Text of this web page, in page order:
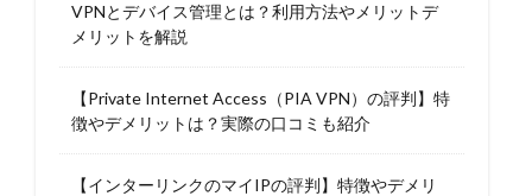
VPNとデバイス管理とは？利用方法やメリットデ
メリットを解説
【Private Internet Access（PIA VPN）の評判】特
徴やデメリットは？実際の口コミも紹介
【インターリンクのマイIPの評判】特徴やデメリ